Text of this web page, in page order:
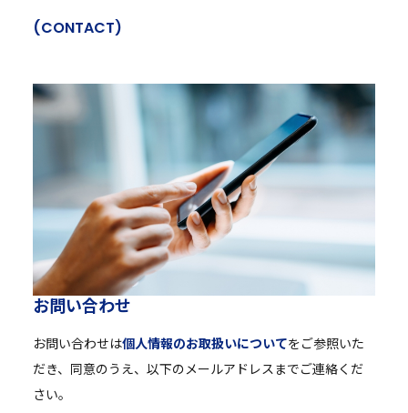
(CONTACT)
お問い合わせ
お問い合わせは個人情報のお取扱いについてをご参照いた
だき、同意のうえ、以下のメールアドレスまでご連絡くだ
さい。